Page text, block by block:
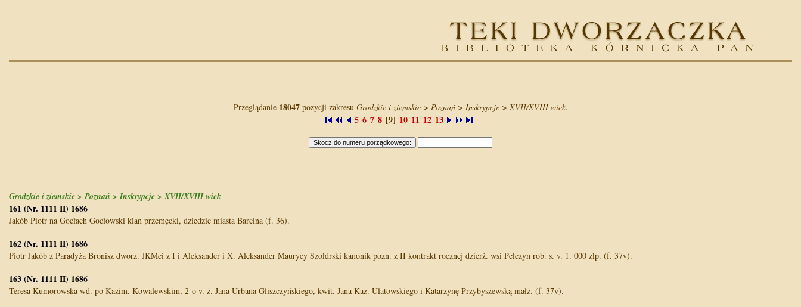
Przeglądanie 18047pozycji zakresu Grodzkie i ziemskie > Poznań > Inskrypcje > XVII/XVIII wiek.
5 6 7 8 [9] 10 11 12 13
Grodzkie i ziemskie > Poznań > Inskrypcje > XVII/XVIII wiek
161 (Nr. 1111 II) 1686
Jakób Piotr na Gocłach Gocłowski klan przemęcki, dziedzic miasta Barcina (f. 36).
162 (Nr. 1111 II) 1686
Piotr Jakób z Paradyża Bronisz dworz. JKMci z I i Aleksander i X. Aleksander Maurycy Szołdrski kanonik pozn. z II kontrakt rocznej dzierż. wsi Pełczyn rob. s. v. 1. 000 złp. (f. 37v).
163 (Nr. 1111 II) 1686
Teresa Kumorowska wd. po Kazim. Kowalewskim, 2-o v. ż. Jana Urbana Gliszczyńskiego, kwit. Jana Kaz. Ulatowskiego i Katarzynę Przybyszewską małż. (f. 37v).